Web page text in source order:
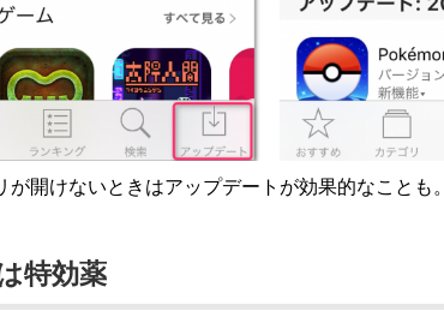
が開けないときはアップデートが効果的なことも。
特効薬